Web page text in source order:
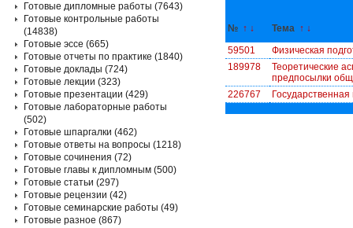
№ ↑ ↓ Тема ↑ ↓
59501
Физическая
189978
Теоретические
предпосылки
226767
Готовые дипломные работы (7643)
Готовые контрольные работы
(14838)
Готовые эссе (665)
Готовые отчеты по практике (1840)
Готовые доклады (724)
Готовые лекции (323)
Готовые презентации (429)
Готовые лабораторные работы
(502)
Готовые шпаргалки (462)
Готовые ответы на вопросы (1218)
Готовые сочинения (72)
Готовые главы к дипломным (500)
Готовые статьи (297)
Готовые рецензии (42)
Готовые семинарские работы (49)
Готовые разное (867)